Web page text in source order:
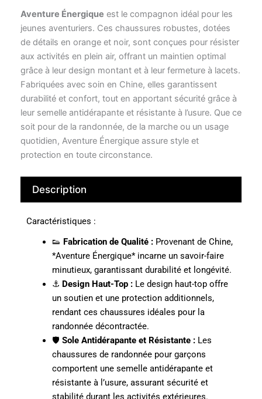
escalade
-
aventure
Aventure Énergique est le compagnon idéal pour les
jeunes aventuriers. Ces chaussures robustes, dotées
de détails en orange et noir, sont conçues pour résister
aux activités en plein air, offrant un maintien optimal
grâce à leur design montant et à leur fermeture à lacets.
Fabriquées avec soin en Chine, elles garantissent
durabilité et confort, tout en apportant sécurité grâce à
leur semelle antidérapante et résistante à l’usure. Que ce
soit pour de la randonnée, de la marche ou un usage
quotidien, Aventure Énergique assure style et
protection en toute circonstance.
Description
Caractéristiques :
👟 Fabrication de Qualité :Provenant de Chine,
*Aventure Énergique* incarne un savoir-faire
minutieux, garantissant durabilité et longévité.
⚓ Design Haut-Top :Le design haut-top offre
un soutien et une protection additionnels,
rendant ces chaussures idéales pour la
randonnée décontractée.
🛡️ Sole Antidérapante et Résistante :Les
chaussures de randonnée pour garçons
comportent une semelle antidérapante et
résistante à l’usure, assurant sécurité et
stabilité durant les activités extérieures.